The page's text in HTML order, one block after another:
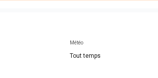
Météo
Tout temps